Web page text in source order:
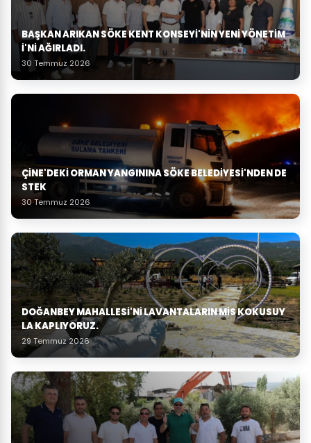
BAŞKAN ARIKAN SÖKE KENT KONSEYI'NIN YENI YÖNETIM
I'NI AĞIRLADI.
30 Temmuz 2026
ÇINE'DEKI ORMAN YANGININA SÖKE BELEDIYESI'NDEN DE
STEK
30 Temmuz 2026
DOĞANBEY MAHALLESI'NI LAVANTALARIN MIS KOKUSUY
LA KAPLIYORUZ.
29 Temmuz 2026